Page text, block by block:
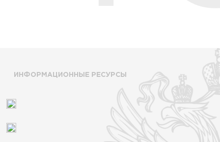
ИНФОРМАЦИОННЫЕ РЕСУРСЫ